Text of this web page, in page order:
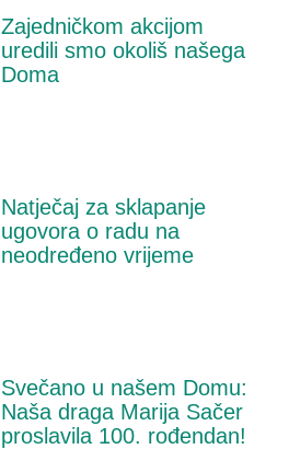
Zajedničkom akcijom
uredili smo okoliš našega
Doma
Natječaj za sklapanje
ugovora o radu na
neodređeno vrijeme
Svečano u našem Domu:
Naša draga Marija Sačer
proslavila 100. rođendan!